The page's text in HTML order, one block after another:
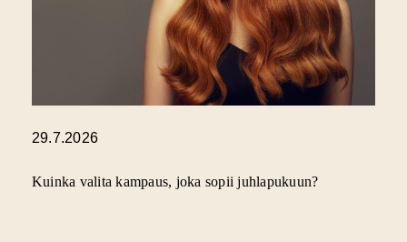
29.7.2026
Kuinka valita kampaus, joka sopii juhlapukuun?